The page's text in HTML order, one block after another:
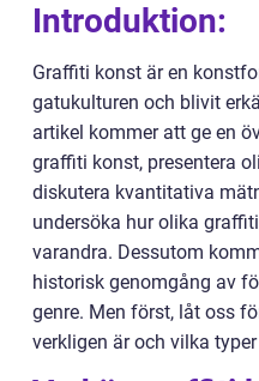
Introduktion:
Graffiti konst är en
gatukulturen och blivit
artikel kommer att ge en
graffiti konst, presentera
diskutera kvantitativa
undersöka hur olika
varandra. Dessutom
historisk genomgång av
genre. Men först, låt oss
verkligen är och vilka